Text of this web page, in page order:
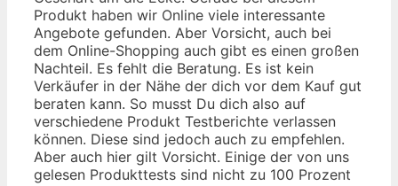
Produkt haben wir Online viele interessante
Angebote gefunden. Aber Vorsicht, auch bei
dem Online-Shopping auch gibt es einen großen
Nachteil. Es fehlt die Beratung. Es ist kein
Verkäufer in der Nähe der dich vor dem Kauf gut
beraten kann. So musst Du dich also auf
verschiedene Produkt Testberichte verlassen
können. Diese sind jedoch auch zu empfehlen.
Aber auch hier gilt Vorsicht. Einige der von uns
gelesen Produkttests sind nicht zu 100 Prozent